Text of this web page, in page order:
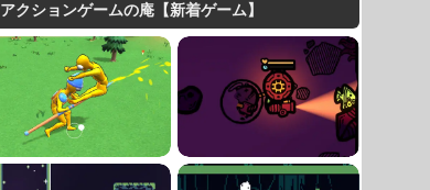
アクションゲームの庵【新着ゲーム】